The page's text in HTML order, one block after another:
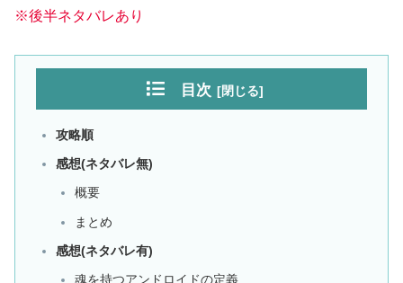
※後半ネタバレあり
目次
攻略順
感想(ネタバレ無)
概要
まとめ
感想(ネタバレ有)
魂を持つアンドロイドの定義